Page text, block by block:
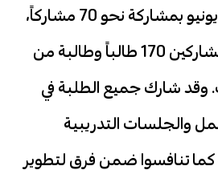
طلبة الجامعات في 6 يونيو بمشاركة نحو 70 مشاركاً،
ليبلغ إجمالي عدد المشاركين 170 طالباً وطالبة من
وقد شارك جميع الطلبة في
والجلسات التدريبية
كما تنافسوا ضمن فرق لتطوير